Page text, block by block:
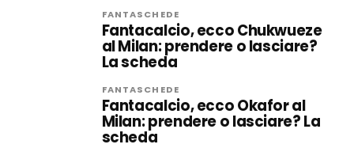
FANTASCHEDE
Fantacalcio, ecco Chukwueze
al Milan: prendere o lasciare?
La scheda
FANTASCHEDE
Fantacalcio, ecco Okafor al
Milan: prendere o lasciare? La
scheda